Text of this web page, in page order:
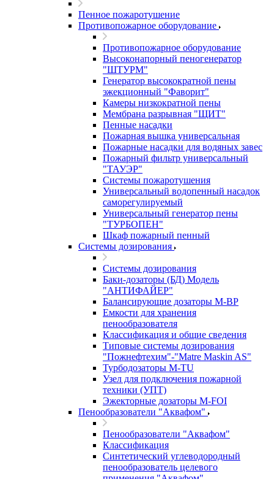
Пенное пожаротушение
Противопожарное оборудование
Противопожарное оборудование
Высоконапорный пеногенератор
"ШТУРМ"
Генератор высокократной пены
эжекционный "Фаворит"
Камеры низкократной пены
Мембрана разрывная "ЩИТ"
Пенные насадки
Пожарная вышка универсальная
Пожарные насадки для водяных завес
Пожарный фильтр универсальный
"ТАУЭР"
Системы пожаротушения
Универсальный водопенный насадок
саморегулируемый
Универсальный генератор пены
"ТУРБОПЕН"
Шкаф пожарный пенный
Системы дозирования
Системы дозирования
Баки-дозаторы (БД) Модель
"АНТИФАЙЕР"
Балансирующие дозаторы M-BP
Емкости для хранения
пенообразователя
Классификация и общие сведения
Типовые системы дозирования
"Пожнефтехим"-"Matre Maskin AS"
Турбодозаторы M-TU
Узел для подключения пожарной
техники (УПТ)
Эжекторные дозаторы М-FOI
Пенообразователи "Аквафом"
Пенообразователи "Аквафом"
Классификация
Синтетический углеводородный
пенообразователь целевого